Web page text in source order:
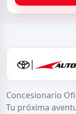
Concesionario
Tu próxima